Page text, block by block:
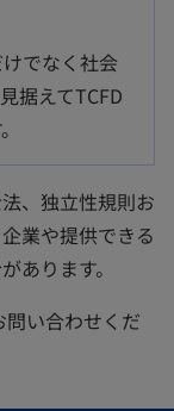
でなく社会
据えてTCFD
、独立性規則お
業や提供できる
あります。
い合わせくだ